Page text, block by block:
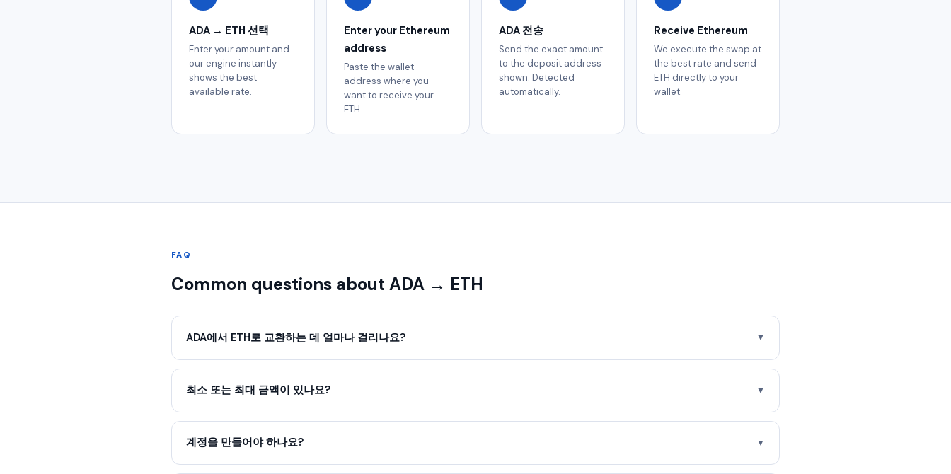
ADA → ETH 선택
Enter your amount and
our engine instantly
shows the best
available rate.
Enter your Ethereum
address
Paste the wallet
address where you
want to receive your
ETH.
ADA 전송
Send the exact amount
to the deposit address
shown. Detected
automatically.
Receive Ethereum
We execute the swap at
the best rate and send
ETH directly to your
wallet.
FAQ
Common questions about ADA → ETH
ADA에서 ETH로 교환하는 데 얼마나 걸리나요? ▼
최소 또는 최대 금액이 있나요? ▼
계정을 만들어야 하나요? ▼